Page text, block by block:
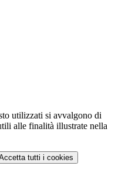
utilizzati si avvalgono di
alle finalità illustrate nella
tutti i cookies